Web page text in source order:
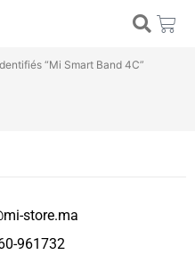
“Mi Smart Band 4C”
store.ma
961732